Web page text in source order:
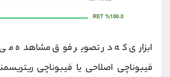
ابزاری که در تصویر فوق مشاهده می
فیبوناچی اصلاحی یا فیبوناچی